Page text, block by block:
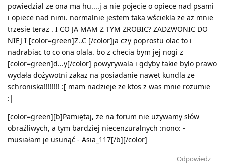
powiedzial ze ona ma hu....j a nie pojecie o opiece nad psami
i opiece nad nimi. normalnie jestem taka wściekla ze az mnie
trzesie teraz . I CO JA MAM Z TYM ZROBIC? ZADZWONIC DO
NIEJ I [color=green]Z..C [/color]ja czy poprostu olac to i
nadrabiac to co ona olala. bo z checia bym jej nogi z
[color=green]d...y[/color] powyrywala i gdyby takie bylo prawo
wydała dożywotni zakaz na posiadanie nawet kundla ze
schroniska!!!!!!!! :[ mam nadzieje ze ktos z was mnie rozumie
:|
[color=green][b]Pamiętaj, że na forum nie używamy słów
obraźliwych, a tym bardziej niecenzuralnych :nono: -
musiałam je usunąć - Asia_117[/b][/color]
Odpowiedz